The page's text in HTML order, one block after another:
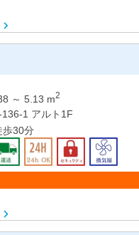
～ 5.13 m2
1 アルト1F
歩30分